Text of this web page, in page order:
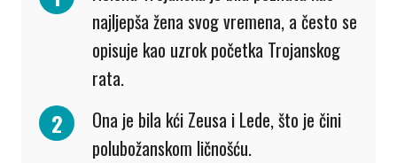
najljepša žena svog vremena, a često se
opisuje kao uzrok početka Trojanskog
rata.
Ona je bila kći Zeusa i Lede, što je čini
polubožanskom ličnošću.